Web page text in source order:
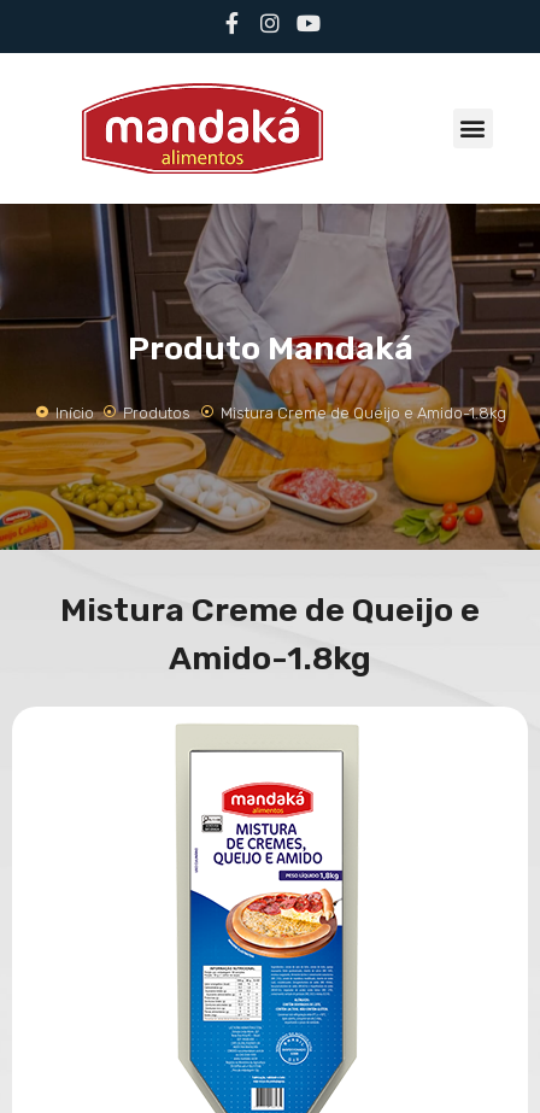
Produto Mandaká
Início Produtos Mistura Creme de Queijo e Amido-1.8kg
Mistura Creme de Queijo e
Amido-1.8kg